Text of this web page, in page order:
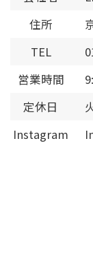
住所
TEL
営業時間
定休日
Instagram